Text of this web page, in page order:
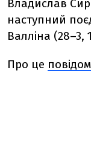
Владислав
наступний
Валліна (28–3,
Про це